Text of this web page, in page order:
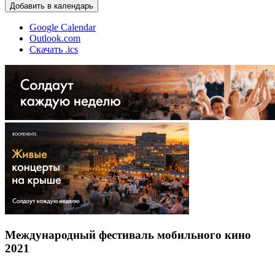
Добавить в календарь
Google Calendar
Outlook.com
Скачать .ics
Международный фестиваль мобильного кино
2021